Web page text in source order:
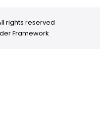
rights reserved
Framework